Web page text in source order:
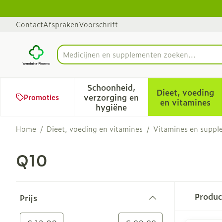
ContactAfsprakenVoorschrift
Product, merk, categorie...
Promoties
Schoonheid,
verzorging en
hygiëne
Toon submenu voor
Dieet, voeding
en vitamines
Toon
Home / Dieet, voeding en vitamines / Vitamines en
Q10
Prijs